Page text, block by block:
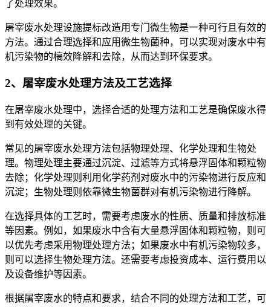
了处理效果。
屠宰废水处理设施提标改造用专门微生物是一种可行且有效的
方法。通过合理选择和应用微生物菌种，可以实现对废水中有
机污染物的槁效降解和去除，从而达到环保要求。
2、屠宰废水处理方法及工艺选择
在屠宰废水处理中，选择合适的处理方法和工艺是确保废水得
到有效处理的关键。
常见的屠宰废水处理方法包括物理处理、化学处理和生物处
理。物理处理主要通过沉淀、过滤等方式将悬浮固体和颗粒物
去除；化学处理则利用化学药剂对废水中的污染物进行反应和
沉淀；生物处理则依靠微生物菌群对有机污染物进行降解。
在选择具体的工艺时，需要考虑废水的性质、质量和排放标准
等因素。例如，如果废水中含有大量悬浮固体和颗粒物，则可
以优先考虑采用物理处理方法；如果废水中有机污染物较多，
则可以选择生物处理方法。还需要考虑投资成本、运行费用以
及设备维护等因素。
根据屠宰废水的特点和要求，结合不同的处理方法和工艺，可